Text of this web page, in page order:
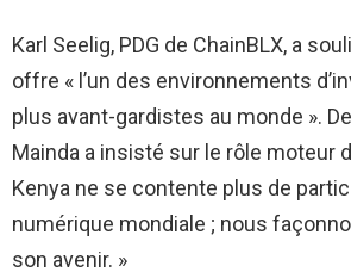
Karl Seelig, PDG de ChainBLX, a
offre « l’un des environnements
plus avant-gardistes au monde ».
Mainda a insisté sur le rôle moteur
Kenya ne se contente plus de
numérique mondiale ; nous
son avenir. »